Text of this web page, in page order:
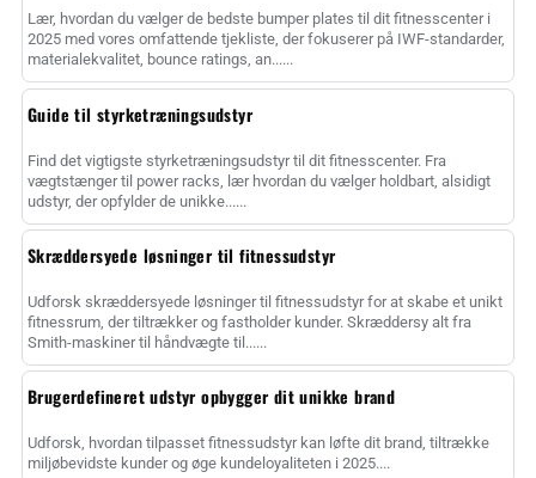
Lær, hvordan du vælger de bedste bumper plates til dit fitnesscenter i
2025 med vores omfattende tjekliste, der fokuserer på IWF-standarder,
materialekvalitet, bounce ratings, an......
Guide til styrketræningsudstyr
Find det vigtigste styrketræningsudstyr til dit fitnesscenter. Fra
vægtstænger til power racks, lær hvordan du vælger holdbart, alsidigt
udstyr, der opfylder de unikke......
Skræddersyede løsninger til fitnessudstyr
Udforsk skræddersyede løsninger til fitnessudstyr for at skabe et unikt
fitnessrum, der tiltrækker og fastholder kunder. Skræddersy alt fra
Smith-maskiner til håndvægte til......
Brugerdefineret udstyr opbygger dit unikke brand
Udforsk, hvordan tilpasset fitnessudstyr kan løfte dit brand, tiltrække
miljøbevidste kunder og øge kundeloyaliteten i 2025....